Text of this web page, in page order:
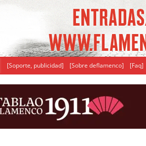
[Soporte, publicidad] [Sobre deflamenco] [Faq]